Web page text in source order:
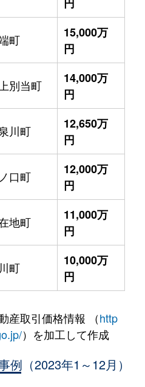
町
15,000万
円
別当町
14,000万
円
川町
12,650万
円
口町
12,000万
円
地町
11,000万
円
町
10,000万
円
産取引価格情報 （http
）を加工して作成
例（2023年1～12月）